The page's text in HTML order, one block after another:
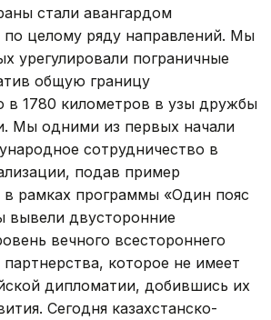
стали авангардом
по целому ряду направлений. Мы
урегулировали пограничные
общую границу
в 1780 километров в узы дружбы
Мы одними из первых начали
сотрудничество в
подав пример
в рамках программы «Один пояс
вывели двусторонние
вечного всестороннего
партнерства, которое не имеет
дипломатии, добившись их
Сегодня казахстанско-